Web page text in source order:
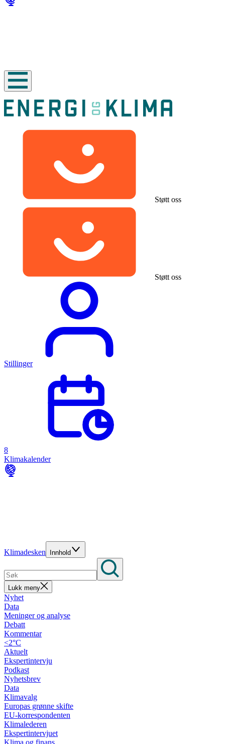
Støtt oss
Støtt oss
Stillinger
8
Klimakalender
Klimadesken Innhold
Lukk meny
Nyhet
Data
Meninger og analyse
Debatt
Kommentar
<2°C
Aktuelt
Ekspertintervju
Podkast
Nyhetsbrev
Data
Klimavalg
Europas grønne skifte
EU-korrespondenten
Klimalederen
Ekspertintervjuet
Klima og finans